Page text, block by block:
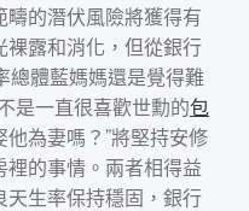
的潛伏風險將獲得有
裸露和消化，但從銀行
總體藍媽媽還是覺得難
是一直很喜歡世勳的包
為妻嗎？”將堅持安修
的事情。兩者相得益
生率保持穩固，銀行